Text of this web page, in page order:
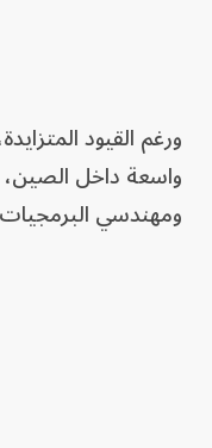
ورغم القيود
واسعة داخل
ومهندسي